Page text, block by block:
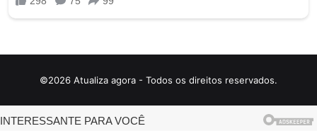
©2026 Atualiza agora - Todos os direitos reservados.